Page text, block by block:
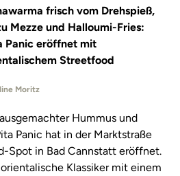
frisch vom Drehspieß,
Mezze und Halloumi-Fries:
Panic eröffnet mit
Streetfood
Moritz
Hummus und
Panic hat in der Marktstraße
Spot in Bad Cannstatt eröffnet.
Klassiker mit einem